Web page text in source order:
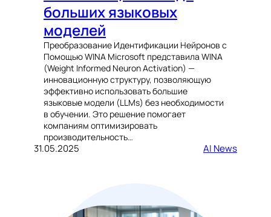
больших языковых
моделей
Преобразование Идентификации Нейронов с
Помощью WINA Microsoft представила WINA
(Weight Informed Neuron Activation) —
инновационную структуру, позволяющую
эффективно использовать большие
языковые модели (LLMs) без необходимости
в обучении. Это решение помогает
компаниям оптимизировать
производительность…
31.05.2025 AI News